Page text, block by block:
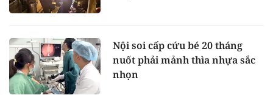
Nội soi cấp cứu bé 20 tháng
nuốt phải mảnh thìa nhựa sắc
nhọn